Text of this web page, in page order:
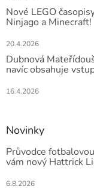
Nové LEGO
Ninjago a Minecraft!
20.4.2026
Dubnová
navíc obsahuje
16.4.2026
Novinky
Průvodce
vám nový Hattrick
6.8.2026